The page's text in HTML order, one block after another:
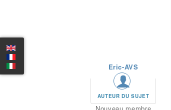
Eric-AVS
AUTEUR DU SUJET